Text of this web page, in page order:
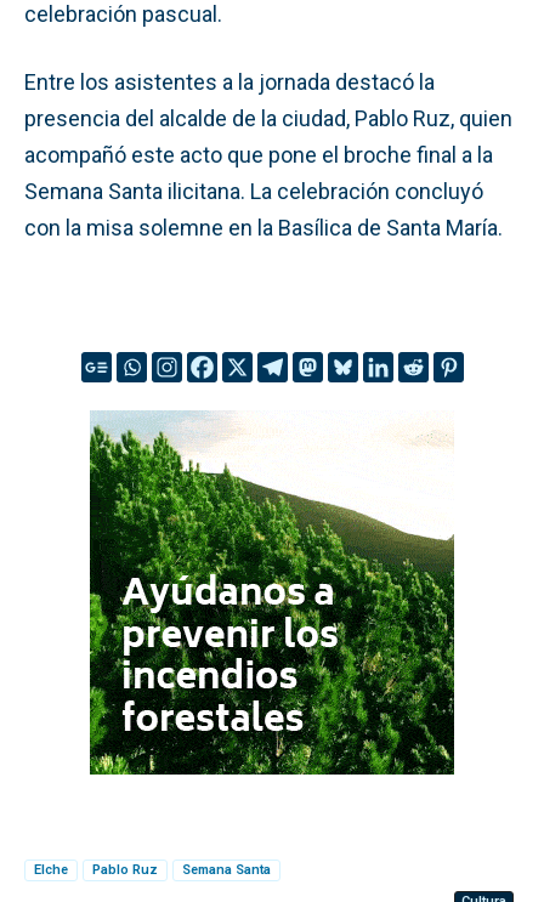
celebración pascual.
Entre los asistentes a la jornada destacó la
presencia del alcalde de la ciudad, Pablo Ruz, quien
acompañó este acto que pone el broche final a la
Semana Santa ilicitana. La celebración concluyó
con la misa solemne en la Basílica de Santa María.
Elche Pablo Ruz
Semana Santa